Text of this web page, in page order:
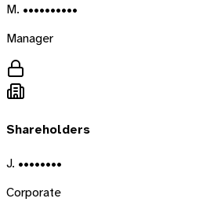
M. ••••••••••
Manager
Shareholders
J. ••••••••
Corporate